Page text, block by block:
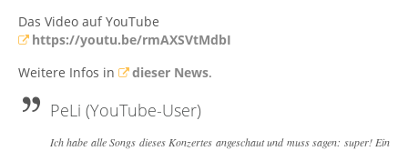
Das Video auf YouTube
https://youtu.be/rmAXSVtMdbI
Weitere Infos in
dieser News.
PeLi (YouTube-User)
Ich habe alle Songs dieses Konzertes angeschaut und muss sagen: super! Ein